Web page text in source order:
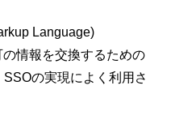
Language)
情報を交換するための
の実現によく利用さ